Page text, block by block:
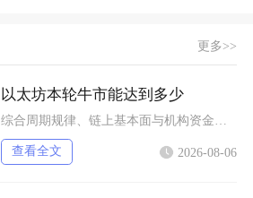
更多>>
以太坊本轮牛市能达到多少
综合周期规律、链上基本面与机构资金预期，以太坊本轮牛市基准冲顶区间在8000至12000美
查看全文 2026-08-06